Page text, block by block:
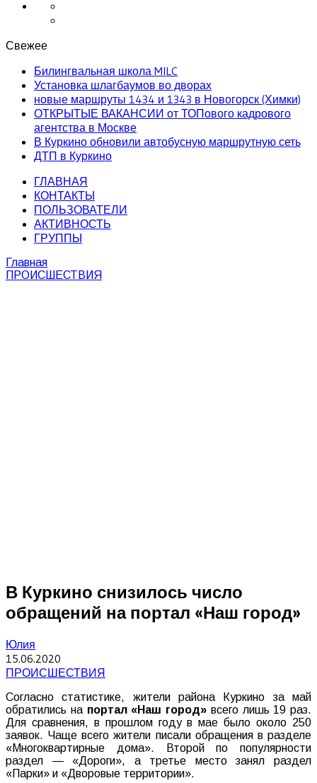
Свежее
Билингвальная школа MILC
Установка шлагбаумов во дворах
новые маршруты 1434 и 1343 в Новогорск (Химки)
ОТКРЫТЫЕ ВАКАНСИИ от ТОПового кадрового
агентства в Москве
В Куркино обновили автобусную маршрутную сеть
ДТП в Куркино
ГЛАВНАЯ
КОНТАКТЫ
ПОЛЬЗОВАТЕЛИ
АКТИВНОСТЬ
ГРУППЫ
Главная
ПРОИСШЕСТВИЯ
В Куркино снизилось число
обращений на портал «Наш город»
Юлия
15.06.2020
ПРОИСШЕСТВИЯ
Согласно статистике, жители района Куркино за май
обратились на портал «Наш город» всего лишь 19 раз.
Для сравнения, в прошлом году в мае было около 250
заявок. Чаще всего жители писали обращения в разделе
«Многоквартирные дома». Второй по популярности
раздел — «Дороги», а третье место занял раздел
«Парки» и «Дворовые территории».